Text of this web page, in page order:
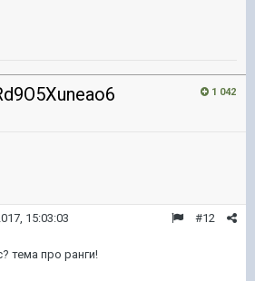
1 042
#12
15:03:03
тема про ранги!